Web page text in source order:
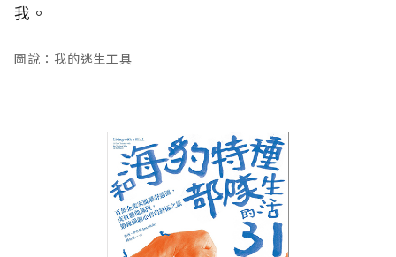
我。
圖說：我的逃生工具